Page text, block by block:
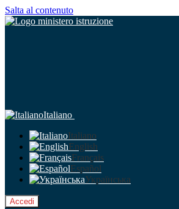
Salta al contenuto
Italiano
Italiano
English
Français
Español
Українська
Accedi